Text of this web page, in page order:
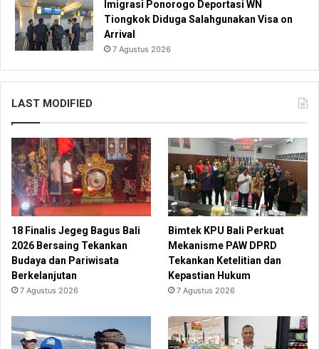
Imigrasi Ponorogo Deportasi WN
Tiongkok Diduga Salahgunakan Visa on
Arrival
7 Agustus 2026
LAST MODIFIED
18 Finalis Jegeg Bagus Bali
2026 Bersaing Tekankan
Budaya dan Pariwisata
Berkelanjutan
7 Agustus 2026
Bimtek KPU Bali Perkuat
Mekanisme PAW DPRD
Tekankan Ketelitian dan
Kepastian Hukum
7 Agustus 2026